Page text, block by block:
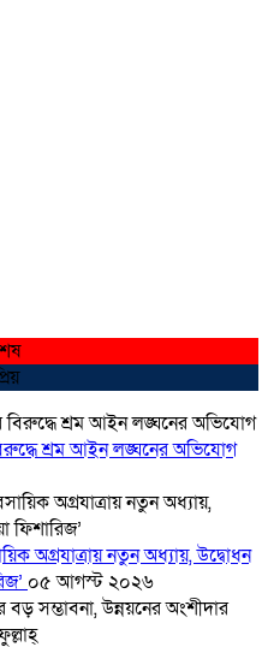
শ্রম আইন লঙ্ঘনের অভিযোগ
অগ্রযাত্রায় নতুন অধ্যায়, উদ্বোধন
০৫ আগস্ট ২০২৬